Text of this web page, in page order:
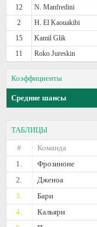
12
N. Manfredini
2
H. El Kaouakibi
15
Kamil Glik
11
Roko Jureskin
Коэффициенты
Средние шансы
ТАБЛИЦЫ
#
Команда
1.
Фрозиноне
2.
Дженоа
3.
Бари
4.
Кальяри